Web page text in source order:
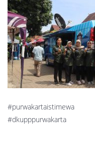
#purwakartaistimewa
#dkupppurwakarta